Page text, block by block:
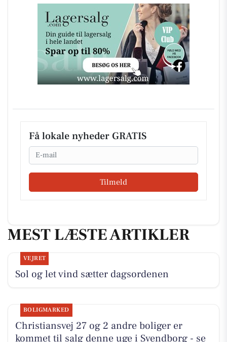
Få lokale nyheder GRATIS
Email
Tilmeld
MEST LÆSTE ARTIKLER
VEJRET
Sol og let vind sætter dagsordenen
BOLIGMARKED
Christiansvej 27 og 2 andre boliger er
kommet til salg denne uge i Svendborg - se